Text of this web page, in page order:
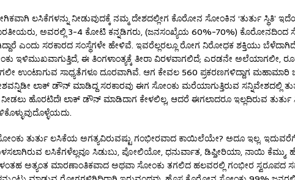
ಲಸಿಕೆಗಳನ್ನು ನೀಡುವುದಕ್ಕೆ ನಮ್ಮ ದೇಶದಲ್ಲೀಗ ಕೊರೋನ ಸೋಂಕಿನ ‘ತುರ್ತು ಸ್ಥಿತಿ’
ಅವರಲ್ಲಿ 3-4 ಕೋಟಿ ಕನ್ನಡಿಗರು, (ಜನಸಂಖ್ಯೆಯ 60%-70%) ಕೊರೋನದಿಂದ
ಎಂದು ಸರಕಾರದ ಸಂಸ್ಥೆಗಳೇ ಹೇಳಿವೆ. ಇವರೆಲ್ಲರಲ್ಲೂ ರೋಗ ನಿರೋಧಕ ಶಕ್ತಿಯು
ಇಳಿಮುಖವಾಗುತ್ತಿದೆ, ಈ ತಿಂಗಳಾಂತ್ಯಕ್ಕೆ ತೀರಾ ವಿರಳವಾಗಲಿದೆ; ಎರಡನೇ ಅಲೆಯಾಗಲೀ,
ಉಂಟಾಗುವ ಸಾಧ್ಯತೆಗಳೂ ದೂರವಾಗಿವೆ. ಆಗ ಕೇವಲ 560 ಪ್ರಕರಣಗಳಿದ್ದಾಗ ಮಹಾಮಾರಿ
ಲಾಕ್ ಡೌನ್ ಮಾಡಿದ್ದ ಸರಕಾರವು ಈಗ ಸೋಂಕು ಮರೆಯಾಗುತ್ತಿರುವ ಸನ್ನಿವೇಶದಲ್ಲಿ
ನೀಡಲು ಹೊರಟಿದೆ! ಲಾಕ್ ಡೌನ್ ಮಾಡಿದಾಗ ಕೇಳಲಿಲ್ಲ, ಆದರೆ ಈಗಲಾದರೂ ಇಲ್ಲದಿರುವ ತುರ್ತು
ತುರ್ತು ಲಸಿಕೆಯ ಅಗತ್ಯವಿರುವಷ್ಟು ಗಂಭೀರವಾದ ಕಾಯಿಲೆಯೇ? ಅದೂ ಇಲ್ಲ.
ಲಸಿಕೆಗಳೆಲ್ಲವೂ ಸಿಡುಬು, ಪೋಲಿಯೋ, ಧನುರ್ವಾತ, ಡಿಫ್ತೀರಿಯಾ, ನಾಯಿ
ಅತ್ಯಂತ ಮಾರಣಾಂತಿಕವಾದ ಅಥವಾ ಸೋಂಕು ತಗಲಿದ ಹಲವರಲ್ಲಿ ಗಂಭೀರ ಸ್ವರೂಪದ